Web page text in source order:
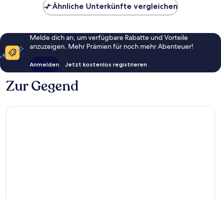
Ähnliche Unterkünfte vergleichen
Melde dich an, um verfügbare Rabatte und Vorteile
anzuzeigen. Mehr Prämien für noch mehr Abenteuer!
Anmelden Jetzt kostenlos registrieren
Zur Gegend